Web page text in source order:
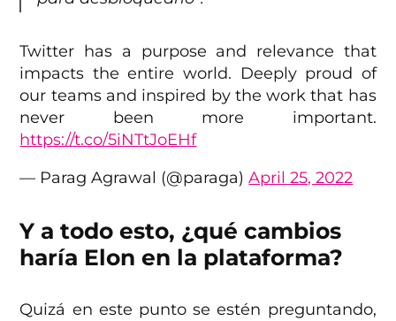
Twitter has a purpose and relevance that
impacts the entire world. Deeply proud of
our teams and inspired by the work that has
never been more important.
https://t.co/5iNTtJoEHf
— Parag Agrawal (@paraga)April 25, 2022
Y a todo esto, ¿qué cambios
haría Elon en la plataforma?
Quizá en este punto se estén preguntando,